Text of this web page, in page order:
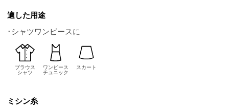
適した用途
･シャツワンピースに
ブラウス
シャツ
ワンピース
チュニック
スカート
ミシン糸